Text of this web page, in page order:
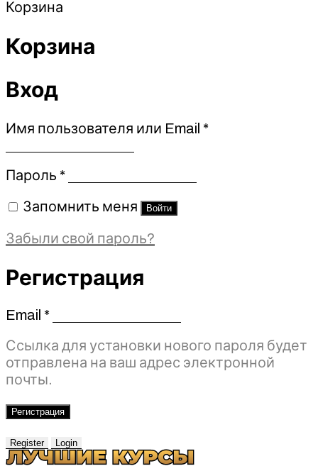
Корзина
Корзина
Вход
Имя пользователя или Email *Обязательно
Пароль *Обязательно
Запомнить меня Войти
Забыли свой пароль?
Регистрация
Email *Обязательно
Ссылка для установки нового пароля будет
отправлена ​​на ваш адрес электронной
почты.
Регистрация
Register Login